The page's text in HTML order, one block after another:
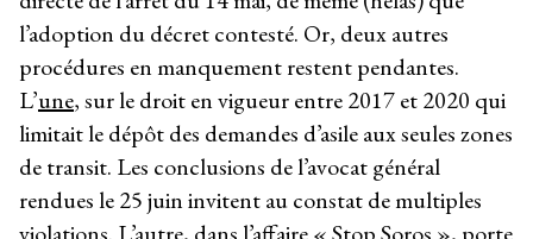
l’adoption du décret contesté. Or, deux autres
procédures en manquement restent pendantes.
L’une, sur le droit en vigueur entre 2017 et 2020 qui
limitait le dépôt des demandes d’asile aux seules zones
de transit. Les conclusions de l’avocat général
rendues le 25 juin invitent au constat de multiples